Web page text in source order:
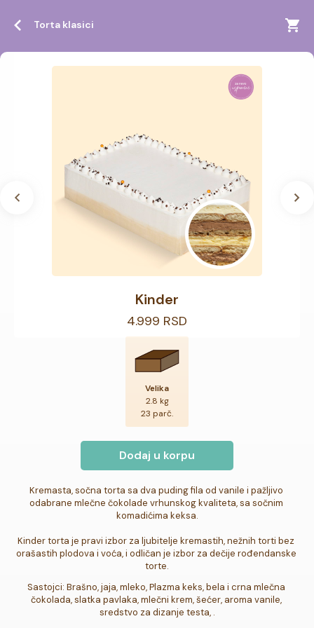
Torta klasici
Kinder
4.999 RSD
Velika
2.8 kg
23 parč.
Dodaj u korpu
Kremasta, sočna torta sa dva puding fila od vanile i pažljivo
odabrane mlečne čokolade vrhunskog kvaliteta, sa sočnim
komadićima keksa.
Kinder torta je pravi izbor za ljubitelje kremastih, nežnih torti bez
orašastih plodova i voća, i odličan je izbor za dečije rođendanske
torte.
Sastojci: Brašno, jaja, mleko, Plazma keks, bela i crna mlečna
čokolada, slatka pavlaka, mlečni krem, šećer, aroma vanile,
sredstvo za dizanje testa, .